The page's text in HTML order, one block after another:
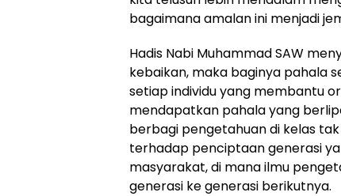
bagaimana amalan ini menjadi
Hadis Nabi Muhammad SAW
kebaikan, maka baginya pahala
setiap individu yang membantu
mendapatkan pahala yang
berbagi pengetahuan di kelas
terhadap penciptaan generasi
masyarakat, di mana ilmu
generasi ke generasi berikutnya.